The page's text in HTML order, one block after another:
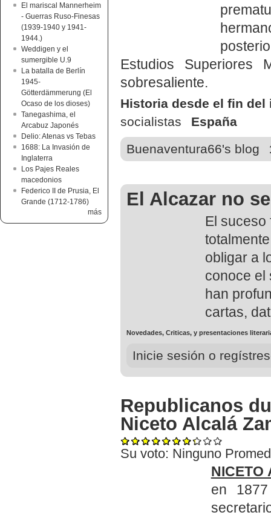
El mariscal Mannerheim
- Guerras Ruso-Finesas
(1939-1940 y 1941-
1944.)
Weddigen y el
sumergible U.9
La batalla de Berlín
1945-
Götterdämmerung (El
Ocaso de los dioses)
Tanegashima, el
Arcabuz Japonés
Delio: Atenas vs Tebas
1688: La Invasión de
Inglaterra
Los Pajes Reales
macedonios
Federico II de Prusia, El
Grande (1712-1786)
más
Estudios Superiores
sobresaliente.
Historia desde el fin
socialistas
España
Buenaventura66's blog
El Alcazar no
El suceso
obligar a
conoce el
han
cartas,
Novedades, Criticas, y presentaciones
Inicie sesión o
Republicanos
Niceto Alcalá
Su voto: Ninguno
NICETO
en